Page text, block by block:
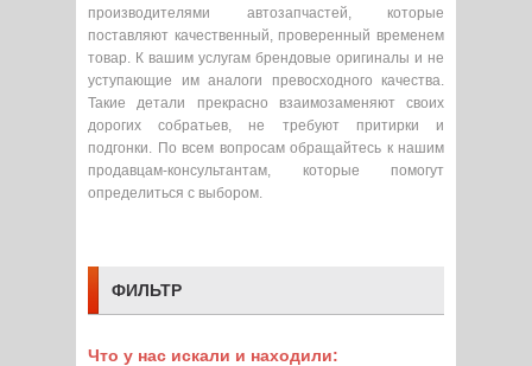
производителями автозапчастей, которые
поставляют качественный, проверенный временем
товар. К вашим услугам брендовые оригиналы и не
уступающие им аналоги превосходного качества.
Такие детали прекрасно взаимозаменяют своих
дорогих собратьев, не требуют притирки и
подгонки. По всем вопросам обращайтесь к нашим
продавцам-консультантам, которые помогут
определиться с выбором.
ФИЛЬТР
Что у нас искали и находили: